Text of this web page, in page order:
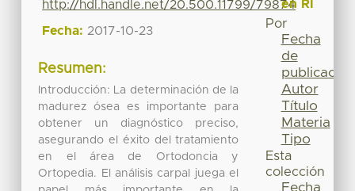
http://hdl.handle.net/20.500.11799/79874
Fecha: 2017-10-23
Resumen:
Introducción: La determinación de la
madurez ósea es importante para
obtener un diagnóstico preciso,
asegurando el éxito del tratamiento
en el área de Ortodoncia y
Ortopedia. El análisis carpal juega el
en RI
Por
Fecha
de
publicación
Autor
Título
Materia
Tipo
Esta
colección
Fecha